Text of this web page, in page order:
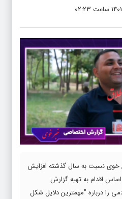
خوی نسبت به سال گذشته افزایش
اقدام به تهیه گزارش
را درباره "مهمترین دلایل شکل